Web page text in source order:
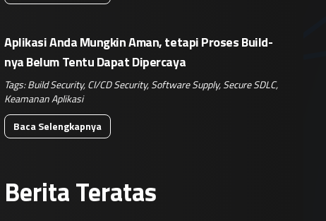
Aplikasi Anda Mungkin Aman, tetapi Proses Build-
nya Belum Tentu Dapat Dipercaya
Tags:Build Security,CI/CD Security,Software Supply,Secure SDLC,
Keamanan Aplikasi
Baca Selengkapnya
Berita Teratas